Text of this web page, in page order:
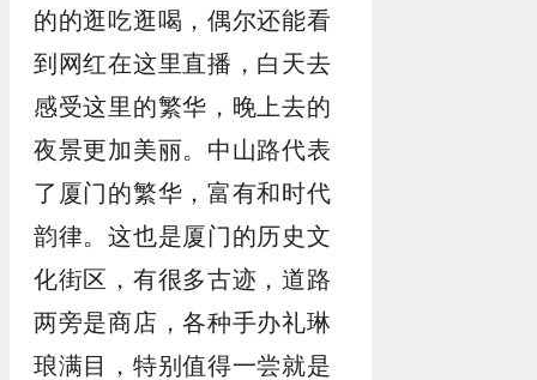
的的逛吃逛喝，偶尔还能看
到网红在这里直播，白天去
感受这里的繁华，晚上去的
夜景更加美丽。中山路代表
了厦门的繁华，富有和时代
韵律。这也是厦门的历史文
化街区，有很多古迹，道路
两旁是商店，各种手办礼琳
琅满目，特别值得一尝就是